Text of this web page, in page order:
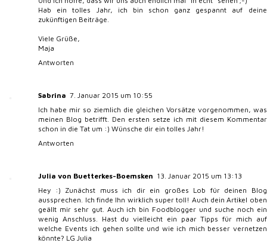
Hab ein tolles Jahr, ich bin schon ganz gespannt auf deine
zukünftigen Beiträge.
Viele Grüße,
Maja
Antworten
Sabrina 7. Januar 2015 um 10:55
Ich habe mir so ziemlich die gleichen Vorsätze vorgenommen, was
meinen Blog betrifft. Den ersten setze ich mit diesem Kommentar
schon in die Tat um :) Wünsche dir ein tolles Jahr!
Antworten
Julia von Buetterkes-Boemsken 13. Januar 2015 um 13:13
Hey :) Zunächst muss ich dir ein großes Lob für deinen Blog
aussprechen. Ich finde Ihn wirklich super toll! Auch dein Artikel oben
geällt mir sehr gut. Auch ich bin Foodblogger und suche noch ein
wenig Anschluss. Hast du vielleicht ein paar Tipps für mich auf
welche Events ich gehen sollte und wie ich mich besser vernetzen
könnte? LG Julia